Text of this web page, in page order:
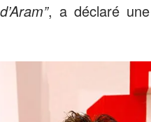
, a déclaré